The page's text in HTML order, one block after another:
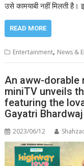
उसे कामयाबी नहीं मिलती
READ MORE
Entertainment, News &
An aww-dorable
miniTV unveils
featuring the
Gayatri Bhardwaj
2023/06/12